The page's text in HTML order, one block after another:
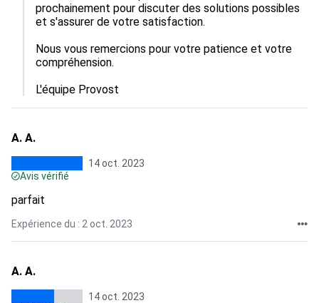
prochainement pour discuter des solutions possibles
et s'assurer de votre satisfaction.
Nous vous remercions pour votre patience et votre
compréhension.
L'équipe Provost
A. A.
14 oct. 2023
Avis vérifié
parfait
Expérience du : 2 oct. 2023
A. A.
14 oct. 2023